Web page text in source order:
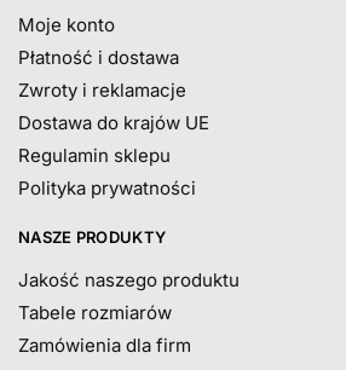
Moje konto
Płatność i dostawa
Zwroty i reklamacje
Dostawa do krajów UE
Regulamin sklepu
Polityka prywatności
NASZE PRODUKTY
Jakość naszego produktu
Tabele rozmiarów
Zamówienia dla firm